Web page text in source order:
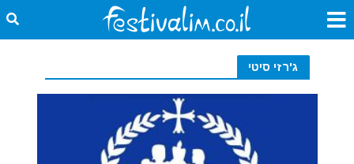
ג'רזי סיטי